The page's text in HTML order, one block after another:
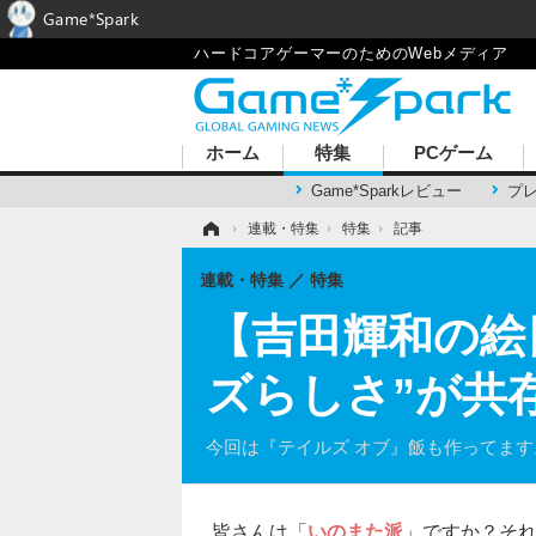
ハードコアゲーマーのためのWebメディア
ホーム 特集
Game*Sparkレビュー プ
PCゲーム
› 連載・特集 › 特集 › 記事
【吉田輝和の
ズらしさ”が共
今回は『テイルズ オブ』飯も作ってま
連載・特集 特集
皆さんは「いのまた派 」ですか？そ
Game*Spark